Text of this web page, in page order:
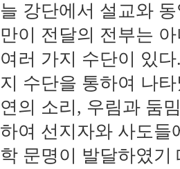
늘 강단에서 설교와
만이 전달의 전부는
여러 가지 수단이 있
지 수단을 통하여 나
연의 소리, 우림과 둠
하여 선지자와 사도들
학 문명이 발달하였기